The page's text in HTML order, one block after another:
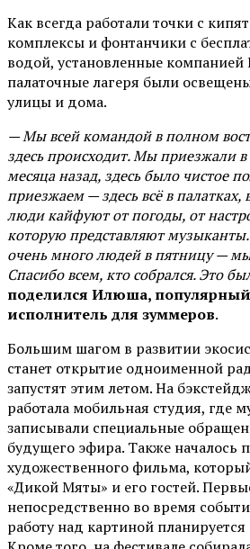
Как всегда работали точки с
комплексы и фонтанчики с
водой, установленные компанией
палаточные лагеря были
улицы и дома.
— Мы всей командой в полном
здесь происходит. Мы приезжали
месяца назад, здесь было чистое
приезжаем — здесь всё в палатках,
люди кайфуют от погоды, от
которую представляют
очень много людей в пятницу —
Спасибо всем, кто собрался. Это
поделился Илюша,
исполнитель для зуммеров.
Большим шагом в развитии
станет открытие одноименной
запустят этим летом. На
работала мобильная студия, где
записывали специальные
будущего эфира. Также началось
художественного фильма,
«Дикой Мяты» и его гостей.
непосредственно во время
работу над картиной